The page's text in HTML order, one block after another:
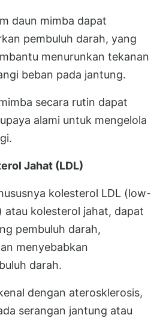
daun mimba dapat
pembuluh darah, yang
menurunkan tekanan
beban pada jantung.
secara rutin dapat
alami untuk mengelola
Jahat (LDL)
kolesterol LDL (low-
kolesterol jahat, dapat
pembuluh darah,
menyebabkan
darah.
dengan aterosklerosis,
serangan jantung atau